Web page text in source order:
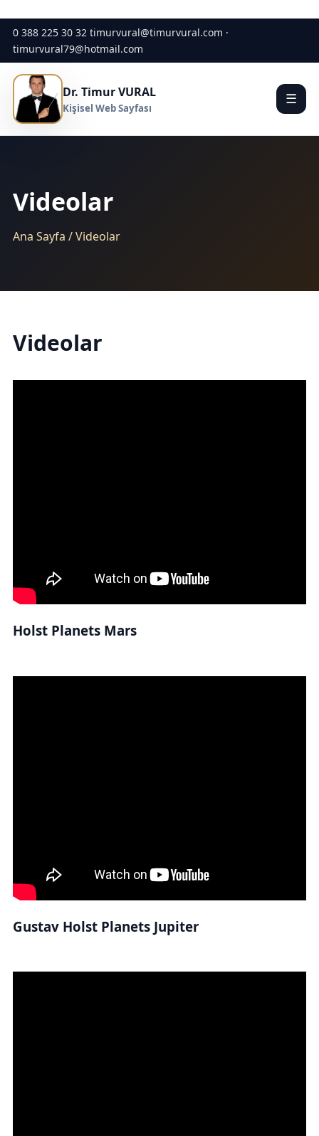
0 388 225 30 32 timurvural@timurvural.com ·
timurvural79@hotmail.com
Dr. Timur VURAL
Kişisel Web Sayfası
☰
Videolar
Ana Sayfa / Videolar
Videolar
Holst Planets Mars
Gustav Holst Planets Jupiter